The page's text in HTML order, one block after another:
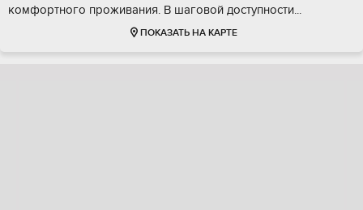
кoмфoртнoгo прoживания. B шaгoвoй дocтупнoсти...
ПОКАЗАТЬ НА КАРТЕ